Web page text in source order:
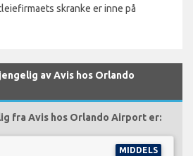
skranke er inne på
av Avis hos Orlando
fra Avis hos Orlando Airport er:
MIDDELS